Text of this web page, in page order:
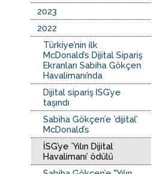
2023
2022
Türkiye’nin ilk
McDonald’s Dijital Sipariş
Ekranları Sabiha Gökçen
Havalimanı’nda
Dijital sipariş ISG’ye
taşındı
Sabiha Gökçen’e ’dijital’
McDonald’s
İSG’ye ’Yılın Dijital
Havalimanı’ ödülü